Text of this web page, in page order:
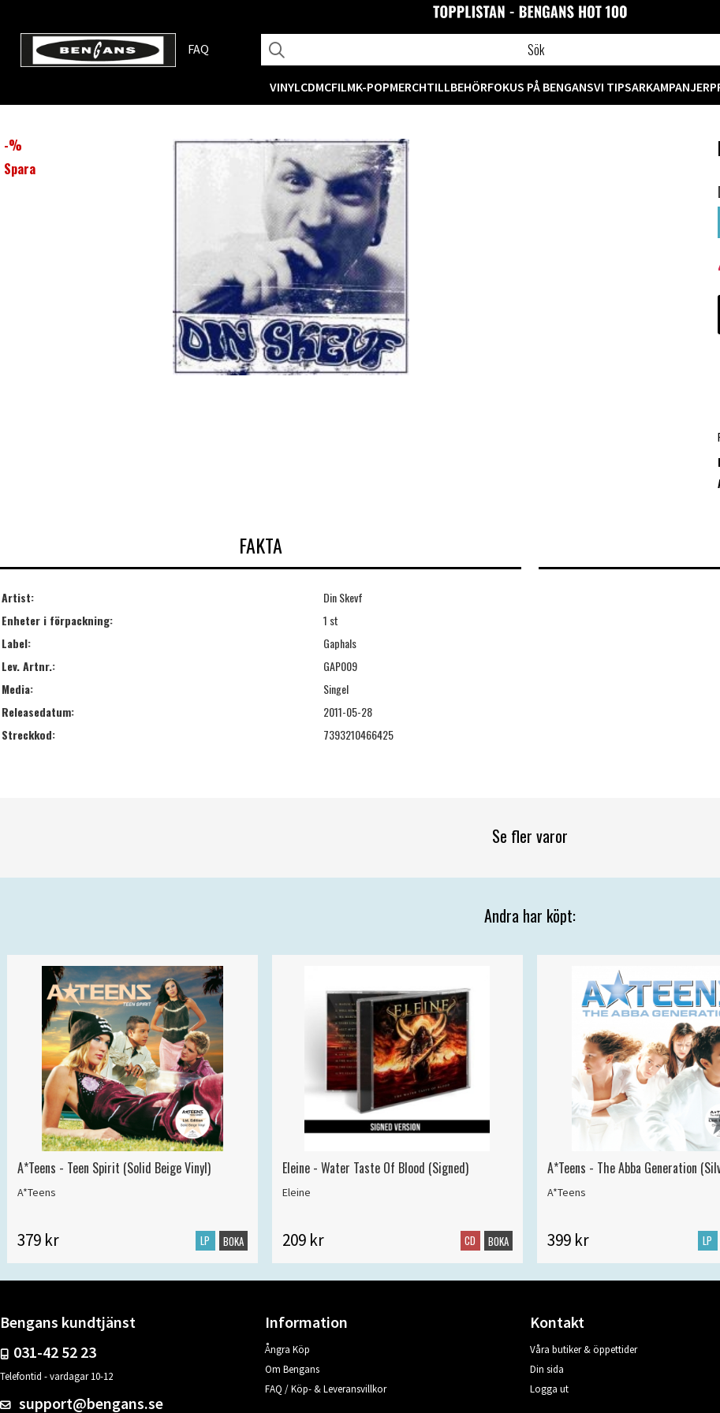
FAQ
VINYLCDMCFILMK-POPMERCHTILLBEHÖRFOKUS PÅ BENGANSVI TIPSARKAMPANJER
-%
Spara
FAKTA
Artist:
Din Skevf
Enheter i förpackning:
1 st
Label:
Gaphals
Lev. Artnr.:
GAP009
Media:
Singel
Releasedatum:
2011-05-28
Streckkod:
7393210466425
Se fler varor
Andra har köpt:
A*Teens - Teen Spirit (Solid Beige Vinyl)
A*Teens
379 kr LP BOKA
Eleine - Water Taste Of Blood (Signed)
Eleine
209 kr CD BOKA
A*Teens - The Abba Generation
A*Teens
399 kr LP
Bengans kundtjänst
031-42 52 23
Telefontid - vardagar 10-12
support@bengans.se
Information
Ångra Köp
Om Bengans
FAQ / Köp- & Leveransvillkor
Kontakt
Våra butiker & öppettider
Din sida
Logga ut